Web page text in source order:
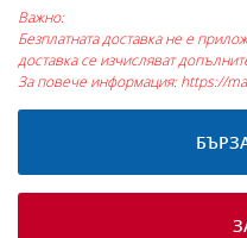
Важно:
Безплатната доставка не е
доставка се изчисляват
За повече информация: https://